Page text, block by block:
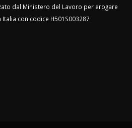
dal Ministero del Lavoro per erogare
con codice H501S003287